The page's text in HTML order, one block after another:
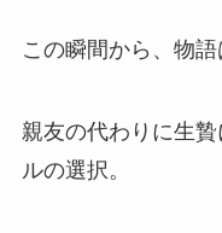
この瞬間から、物語
親友の代わりに生
ルの選択。